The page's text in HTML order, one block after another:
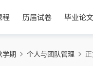
程 历届试卷 毕业论文
学期 个人与团队管理